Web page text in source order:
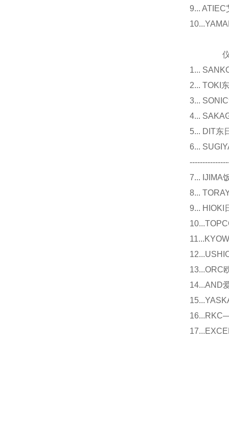
9...
仪器
1...
2... TOKI
3...
4...
5... DIT东
6...
7... IJIMA
8...
9... HIOKI
13...ORC
14...AND